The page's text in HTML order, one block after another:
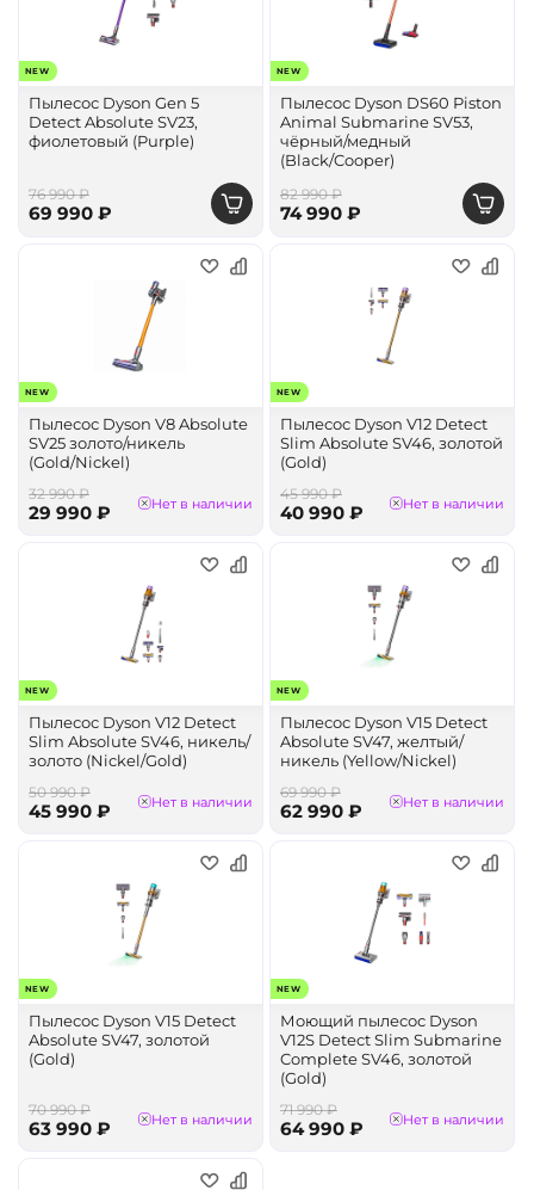
NEW
Пылесос Dyson Gen 5
Detect Absolute SV23,
фиолетовый (Purple)
76 990 ₽
69 990 ₽
NEW
Пылесос Dyson DS60 Piston
Animal Submarine SV53,
чёрный/медный
(Black/Cooper)
82 990 ₽
74 990 ₽
NEW
Пылесос Dyson V8 Absolute
SV25 золото/никель
(Gold/Nickel)
32 990 ₽
29 990 ₽ Нет в наличии
NEW
Пылесос Dyson V12 Detect
Slim Absolute SV46, золотой
(Gold)
45 990 ₽
40 990 ₽ Нет в наличии
NEW
Пылесос Dyson V12 Detect
Slim Absolute SV46, никель/
золото (Nickel/Gold)
50 990 ₽
45 990 ₽ Нет в наличии
NEW
Пылесос Dyson V15 Detect
Absolute SV47, желтый/
никель (Yellow/Nickel)
69 990 ₽
62 990 ₽ Нет в наличии
NEW
Пылесос Dyson V15 Detect
Absolute SV47, золотой
(Gold)
70 990 ₽
63 990 ₽ Нет в наличии
NEW
Моющий пылесос Dyson
V12S Detect Slim Submarine
Complete SV46, золотой
(Gold)
71 990 ₽
64 990 ₽ Нет в наличии